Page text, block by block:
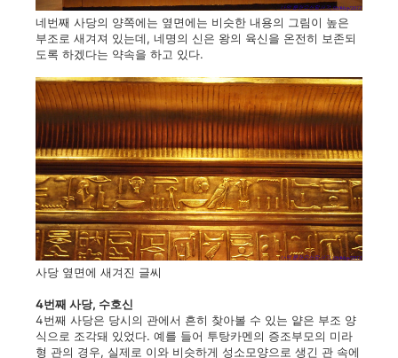
네번째 사당의 양쪽에는 옆면에는 비슷한 내용의 그림이 높은
부조로 새겨져 있는데, 네명의 신은 왕의 육신을 온전히 보존되
도록 하겠다는 약속을 하고 있다.
사당 옆면에 새겨진 글씨
4번째 사당, 수호신
4번째 사당은 당시의 관에서 흔히 찾아볼 수 있는 얕은 부조 양
식으로 조각돼 있었다. 예를 들어 투탕카멘의 증조부모의 미라
형 관의 경우, 실제로 이와 비슷하게 성소모양으로 생긴 관 속에